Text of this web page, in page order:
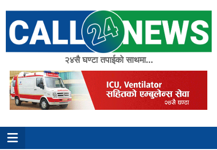
content
२४सै घण्टा तपाईको साथमा...